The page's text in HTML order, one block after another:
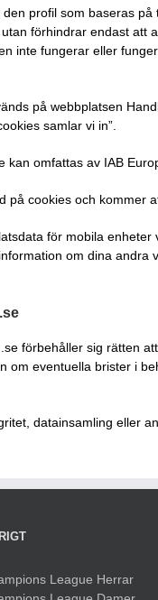
profil som baseras
förhindrar endast
inte fungerar eller
på webbplatsen
samlar vi in”.
omfattas av IAB
cookies och kommer
för mobila
om dina
förbehåller sig rätten
eventuella brister i
datainsamling eller
League Herrar